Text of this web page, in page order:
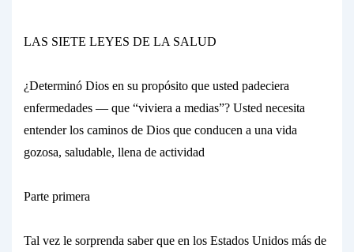
LAS SIETE LEYES DE LA SALUD
¿Determinó Dios en su propósito que usted padeciera
enfermedades — que “viviera a medias”? Usted necesita
entender los caminos de Dios que conducen a una vida
gozosa, saludable, llena de actividad
Parte primera
Tal vez le sorprenda saber que en los Estados Unidos más de